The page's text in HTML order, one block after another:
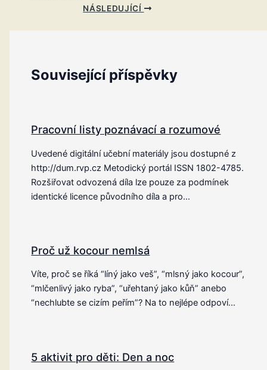
NÁSLEDUJÍCÍ
Související příspěvky
Pracovní listy poznávací a rozumové
Uvedené digitální učební materiály jsou dostupné z
http://dum.rvp.cz Metodický portál ISSN 1802-4785.
Rozšiřovat odvozená díla lze pouze za podmínek
identické licence původního díla a pro…
Proč už kocour nemlsá
Víte, proč se říká “líný jako veš”, “mlsný jako kocour”,
“mlčenlivý jako ryba”, “uřehtaný jako kůň” anebo
“nechlubte se cizím peřím”? Na to nejlépe odpoví…
5 aktivit pro děti: Den a noc